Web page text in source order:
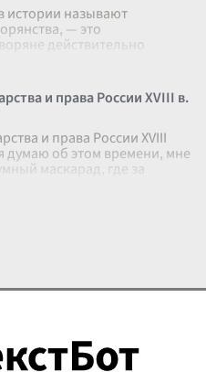
истории называют
— это
действительно
в госуд
и права России XVIII в.
и права России XVIII
думаю об этом времени, мне
маскарад, где за